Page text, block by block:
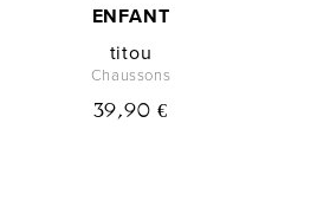
ENFANT
titou
Chaussons
39,90 €